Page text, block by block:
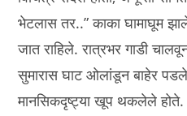
भेटलास तर..” काका घामाघूम
जात राहिले. रात्रभर गाडी
सुमारास घाट ओलांडून बाहेर
मानसिकदृष्ट्या खूप थकलेले होते.